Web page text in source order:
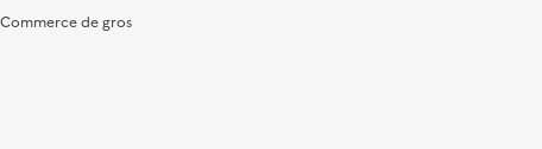
Commerce de gros